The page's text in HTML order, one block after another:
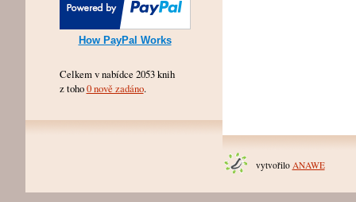
How PayPal Works
Celkem v nabídce 2053 knih
z toho0 nově zadáno.
vytvořilo ANAWE